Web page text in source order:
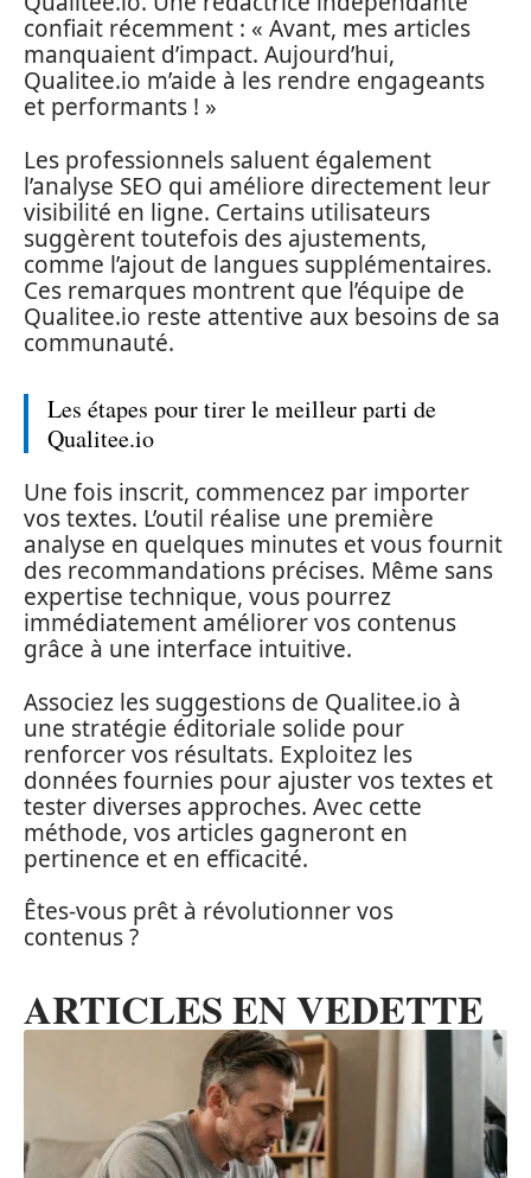
confiait récemment : « Avant, mes articles
manquaient d’impact. Aujourd’hui,
Qualitee.io m’aide à les rendre engageants
et performants ! »
Les professionnels saluent également
l’analyse SEO qui améliore directement leur
visibilité en ligne. Certains utilisateurs
suggèrent toutefois des ajustements,
comme l’ajout de langues supplémentaires.
Ces remarques montrent que l’équipe de
Qualitee.io reste attentive aux besoins de sa
communauté.
Les étapes pour tirer le meilleur parti de
Qualitee.io
Une fois inscrit, commencez par importer
vos textes. L’outil réalise une première
analyse en quelques minutes et vous fournit
des recommandations précises. Même sans
expertise technique, vous pourrez
immédiatement améliorer vos contenus
grâce à une interface intuitive.
Associez les suggestions de Qualitee.io à
une stratégie éditoriale solide pour
renforcer vos résultats. Exploitez les
données fournies pour ajuster vos textes et
tester diverses approches. Avec cette
méthode, vos articles gagneront en
pertinence et en efficacité.
Êtes-vous prêt à révolutionner vos
contenus ?
ARTICLES EN VEDETTE